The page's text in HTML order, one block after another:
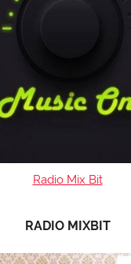
Radio Mix Bit
RADIO MIXBIT